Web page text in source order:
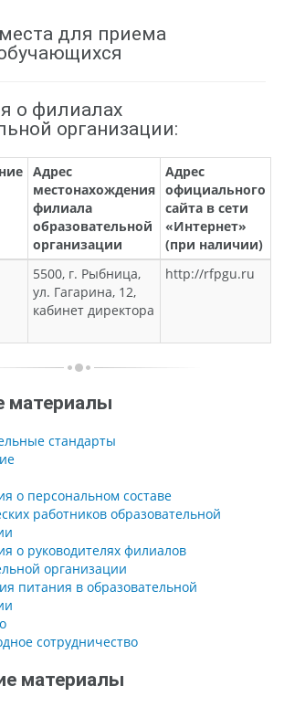
для приема
о филиалах
организации:
Адрес
местонахождения
филиала
образовательной
организации
Адрес
официального
сайта в сети
«Интернет»
(при наличии)
5500, г. Рыбница,
ул. Гагарина, 12,
кабинет директора
http://rfpgu.ru
стандарты
о персональном составе
работников образовательной
о руководителях филиалов
организации
питания в образовательной
сотрудничество
материалы